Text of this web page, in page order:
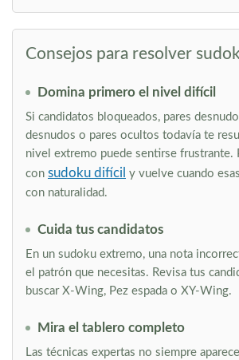
Consejos para resolver
Domina primero el nivel difícil
Si candidatos bloqueados, pares
desnudos o pares ocultos todavía te
nivel extremo puede sentirse frustrante.
con sudoku difícil y vuelve cuando
con naturalidad.
Cuida tus candidatos
En un sudoku extremo, una nota
el patrón que necesitas. Revisa tus
buscar X-Wing, Pez espada o XY-Wing.
Mira el tablero completo
Las técnicas expertas no siempre